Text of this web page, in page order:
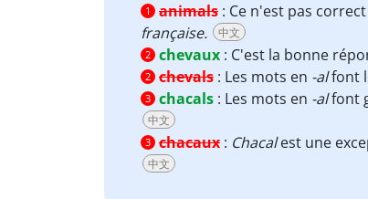
1 animals : Ce n'est pas
française.
中文
2 chevaux : C'est la bonne
2 chevals : Les mots en -alfont
3 chacals : Les mots en -alfont
中文
3 chacaux : Chacalest une
中文